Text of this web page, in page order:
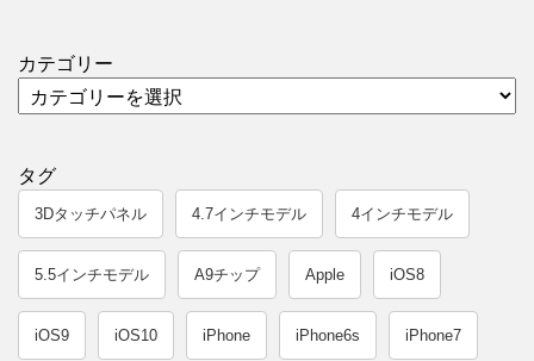
カテゴリー
タグ
3Dタッチパネル 4.7インチモデル 4インチモデル
5.5インチモデル A9チップ Apple iOS8
iOS9 iOS10 iPhone iPhone6s iPhone7